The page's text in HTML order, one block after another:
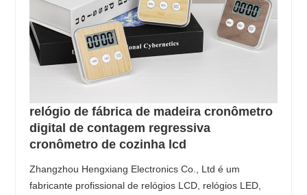
relógio de fábrica de madeira cronômetro
digital de contagem regressiva
cronômetro de cozinha lcd
Zhangzhou Hengxiang Electronics Co., Ltd é um
fabricante profissional de relógios LCD, relógios LED,